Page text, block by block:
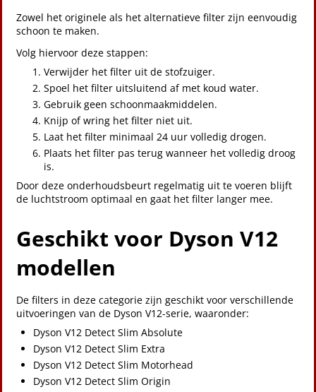
Zowel het originele als het alternatieve filter zijn eenvoudig
schoon te maken.
Volg hiervoor deze stappen:
Verwijder het filter uit de stofzuiger.
Spoel het filter uitsluitend af met koud water.
Gebruik geen schoonmaakmiddelen.
Knijp of wring het filter niet uit.
Laat het filter minimaal 24 uur volledig drogen.
Plaats het filter pas terug wanneer het volledig droog
is.
Door deze onderhoudsbeurt regelmatig uit te voeren blijft
de luchtstroom optimaal en gaat het filter langer mee.
Geschikt voor Dyson V12
modellen
De filters in deze categorie zijn geschikt voor verschillende
uitvoeringen van de Dyson V12-serie, waaronder:
Dyson V12 Detect Slim Absolute
Dyson V12 Detect Slim Extra
Dyson V12 Detect Slim Motorhead
Dyson V12 Detect Slim Origin